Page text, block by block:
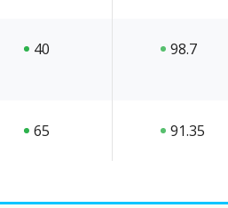
40 98.7
65 91.35